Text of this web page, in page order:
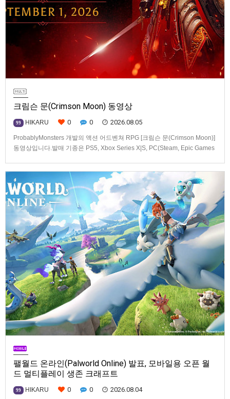
크림슨 문(Crimson Moon) 동영상
99 HIKARU 0 0 2026.08.05
ProbablyMonsters 개발의 액션 어드벤쳐 RPG [크림슨 문(Crimson Moon)]
동영상입니다.발매 기종은 PS5, Xbox Series X|S, PC(Steam, Epic Games
팰월드 온라인(Palworld Online) 발표, 모바일용 오픈 월
드 멀티플레이 생존 크래프트
99 HIKARU 0 0 2026.08.04